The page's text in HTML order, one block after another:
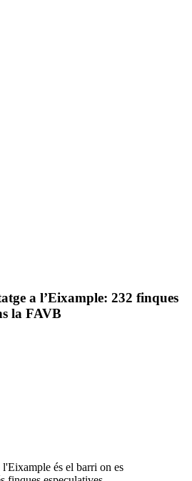
a l’Eixample: 232 finques
la FAVB